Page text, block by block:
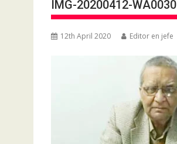
IMG-20200412-WA0030
12th April 2020 Editor en jefe